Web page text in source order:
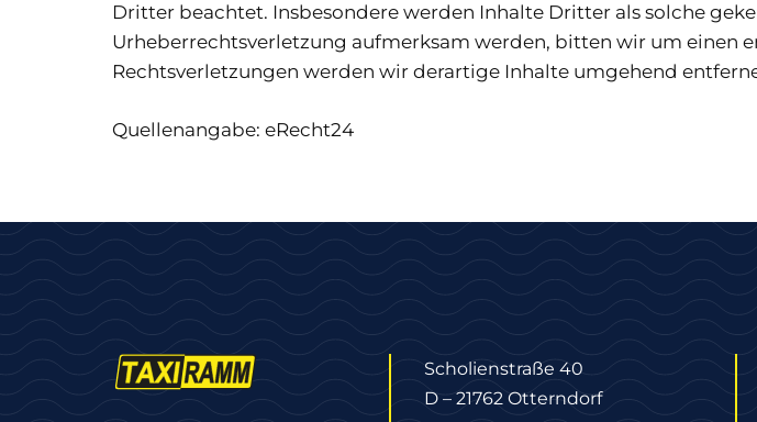
Dritter beachtet. Insbesondere werden Inhalte Dritter als solche
Urheberrechtsverletzung aufmerksam werden, bitten wir um einen
Rechtsverletzungen werden wir derartige Inhalte umgehend
Quellenangabe: eRecht24
Scholienstraße 40
D – 21762 Otterndorf